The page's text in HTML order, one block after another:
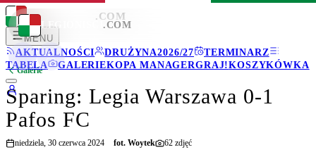
LEGIONISCI .COM
MENU
AKTUALNOŚCI
DRUŻYNA2026/27
TERMINARZ
TABELA
GALERIEKOPA MANAGERGRAJ!KOSZYKÓWKA
LEGIONISCI .COM
Galerie
Sparing: Legia Warszawa 0-1
Pafos FC
niedziela, 30 czerwca 2024 fot. Woytek 62 zdjęć